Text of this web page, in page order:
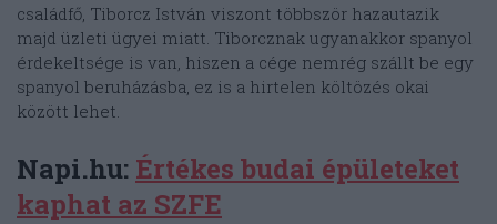
családfő, Tiborcz István viszont többször hazautazik
majd üzleti ügyei miatt. Tiborcznak ugyanakkor spanyol
érdekeltsége is van, hiszen a cége nemrég szállt be egy
spanyol beruházásba, ez is a hirtelen költözés okai
között lehet.
Napi.hu: Értékes budai épületeket
kaphat az SZFE